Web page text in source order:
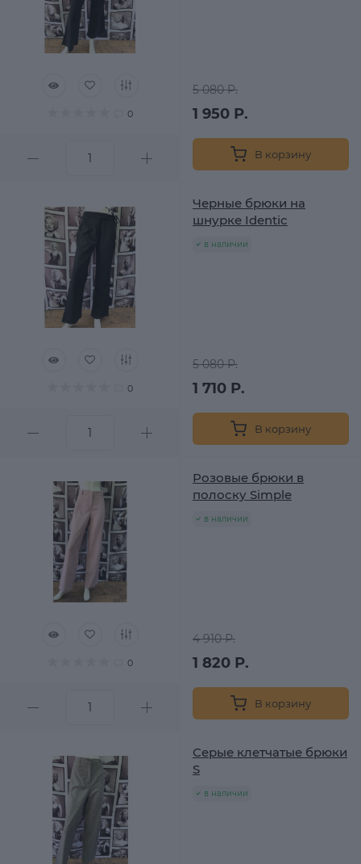
0
5 080 Р.
1 950 Р.
В корзину
0
Черные брюки на
шнурке Identic
в наличии
5 080 Р.
1 710 Р.
В корзину
0
Розовые брюки в
полоску Simple
в наличии
4 910 Р.
1 820 Р.
В корзину
Серые клетчатые брюки
S
в наличии